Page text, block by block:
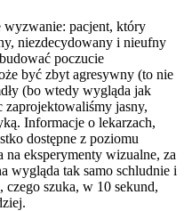
pacjent, który
niezdecydowany i nieufny
poczucie
być zbyt agresywny (to nie
(bo wtedy wygląda jak
jasny,
Informacje o lekarzach,
dostępne z poziomu
na eksperymenty wizualne, za
wygląda tak samo schludnie i
czego szuka, w 10 sekund,